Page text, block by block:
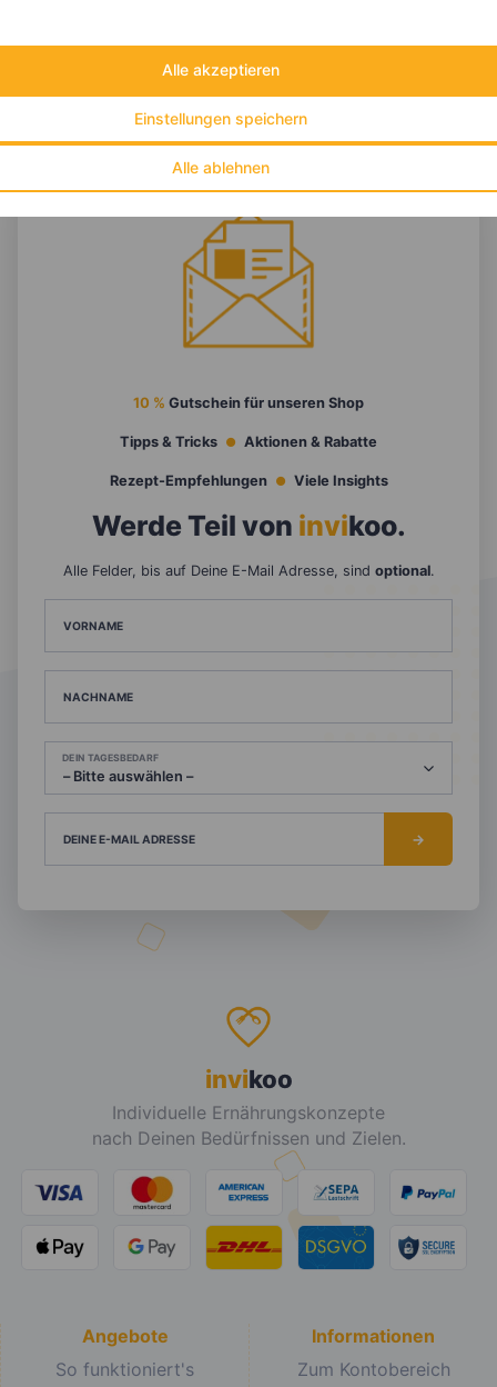
Alle ablehnen
Einstellungen speichern
Alle akzeptieren
10 % Gutschein für unseren Shop
Tipps & Tricks Aktionen & Rabatte
Rezept-Empfehlungen Viele Insights
Werde Teil von invikoo.
Alle Felder, bis auf Deine E-Mail Adresse, sind optional.
VORNAME
NACHNAME
DEIN TAGESBEDARF
DEINE E-MAIL ADRESSE
invikoo
Individuelle Ernährungskonzepte
nach Deinen Bedürfnissen und Zielen.
Angebote
So funktioniert's
Informationen
Zum Kontobereich